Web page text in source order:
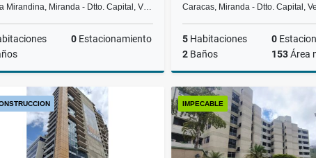
Mirandina, Miranda - Dtto. Capital, V…
0 Estacionamiento
US$350,000
Caracas, Miranda - Dtto. Capital,
5 Habitaciones 0
2 Baños 153Área
US$115,000
IMPECABLE